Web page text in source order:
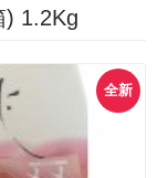
) 1.2Kg
全新